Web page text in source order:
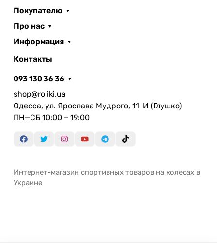
удобства при эксплуатации. Толщина 3
миллиметра не создает сложностей при катании,
и при этом обеспечивает необходимую
входит бак для роликов, защелка и крепежные
элементы.
Покупателю
Про нас
Информация
Контакты
093 130 36 36
shop@roliki.ua
Одесса, ул. Ярослава Мудрого, 11-И (Глушко)
ПН—СБ 10:00 – 19:00
Интернет-магазин спортивных товаров на колесах в
Украине